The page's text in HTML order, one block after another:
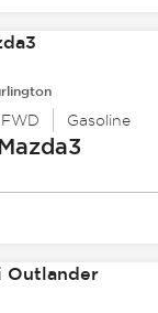
FWD Gasoline